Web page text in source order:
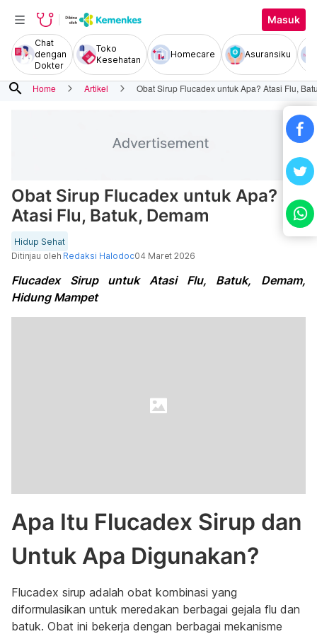
Masuk
Chat
dengan
Dokter
Toko
Kesehatan
Homecare Asuransiku
search Home Artikel Obat Sirup Flucadex untuk Apa? Atasi Flu,
Obat Sirup Flucadex untuk Apa?
Atasi Flu, Batuk, Demam
Hidup Sehat
Ditinjau oleh Redaksi Halodoc04 Maret 2026
Flucadex Sirup untuk Atasi Flu, Batuk, Demam,
Hidung Mampet
Apa Itu Flucadex Sirup dan
Untuk Apa Digunakan?
Flucadex sirup adalah obat kombinasi yang
diformulasikan untuk meredakan berbagai gejala flu dan
batuk. Obat ini bekerja dengan berbagai mekanisme